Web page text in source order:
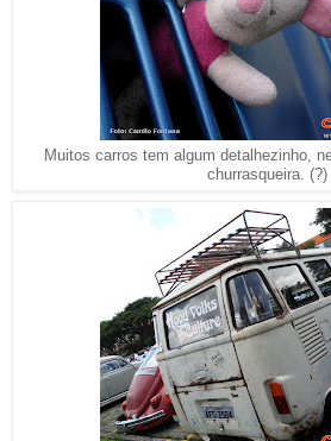
Muitos carros tem algum detalhezinho,
churrasqueira. (?)